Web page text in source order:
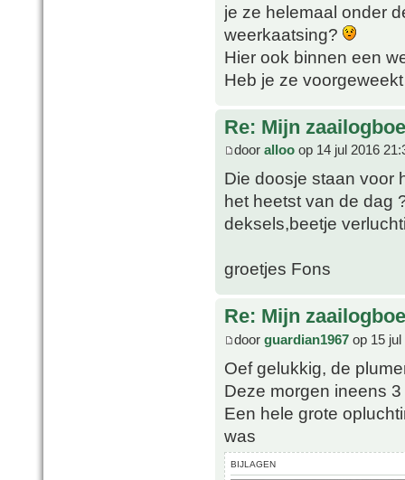
je ze helemaal onder
weerkaatsing?
Hier ook binnen een
Heb je ze
Re: Mijn
door alloo op 14 jul 2016
Die doosje staan voor
het heetst van de dag
deksels,beetje
groetjes Fons
Re: Mijn
door guardian1967 op 15 jul
Oef gelukkig, de
Deze morgen ineens
Een hele grote
was
BIJLAGEN